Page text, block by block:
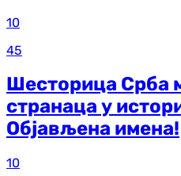
10
45
Шесторица Срба
странаца у
Објављена имена!
10